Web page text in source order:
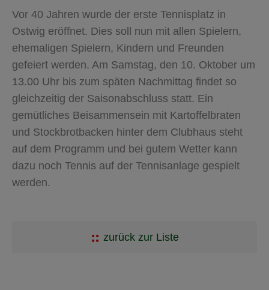
Vor 40 Jahren wurde der erste Tennisplatz in
Ostwig eröffnet. Dies soll nun mit allen Spielern,
ehemaligen Spielern, Kindern und Freunden
gefeiert werden. Am Samstag, den 10. Oktober um
13.00 Uhr bis zum späten Nachmittag findet so
gleichzeitig der Saisonabschluss statt. Ein
gemütliches Beisammensein mit Kartoffelbraten
und Stockbrotbacken hinter dem Clubhaus steht
auf dem Programm und bei gutem Wetter kann
dazu noch Tennis auf der Tennisanlage gespielt
werden.
zurück zur Liste